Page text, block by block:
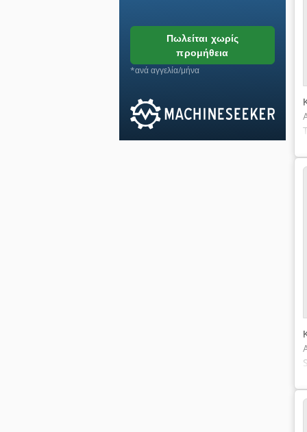
πωλείται χωρίς
προμήθεια
*ανά αγγελία/μήνα